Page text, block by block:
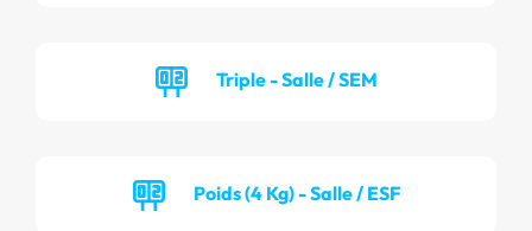
Triple - Salle / SEM
Poids (4 Kg) - Salle / ESF